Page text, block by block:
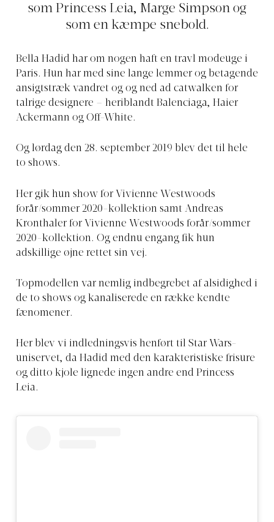
som Princess Leia, Marge Simpson og
som en kæmpe snebold.
Bella Hadid har om nogen haft en travl modeuge i
Paris. Hun har med sine lange lemmer og betagende
ansigtstræk vandret og og ned ad catwalken for
talrige designere – heriblandt Balenciaga, Haier
Ackermann og Off-White.
Og lørdag den 28. september 2019 blev det til hele
to shows.
Her gik hun show for Vivienne Westwoods
forår/sommer 2020-kollektion samt Andreas
Kronthaler for Vivienne Westwoods forår/sommer
2020-kollektion. Og endnu engang fik hun
adskillige øjne rettet sin vej.
Topmodellen var nemlig indbegrebet af alsidighed i
de to shows og kanaliserede en række kendte
fænomener.
Her blev vi indledningsvis henført til Star Wars-
uniservet, da Hadid med den karakteristiske frisure
og ditto kjole lignede ingen andre end Princess
Leia.